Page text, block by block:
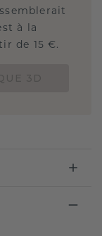
à la
de 15 €.